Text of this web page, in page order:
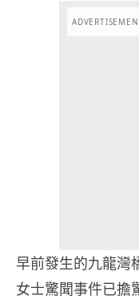
早前發生的九龍灣
女士驚聞事件已擔